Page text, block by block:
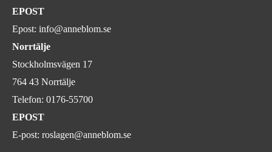
EPOST
Epost: info@anneblom.se
Norrtälje
Stockholmsvägen 17
764 43 Norrtälje
Telefon: 0176-55700
EPOST
E-post: roslagen@anneblom.se